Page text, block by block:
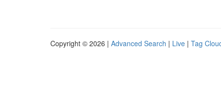
Copyright © 2026 | Advanced Search | Live | Tag